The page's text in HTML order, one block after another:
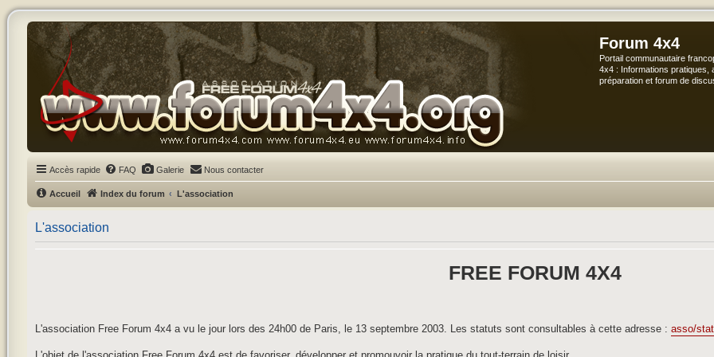
Forum 4x4
Portail communautaire
4x4 : Informations pratiques,
préparation et forum de
Accès rapide FAQ Galerie Nous contacter
Accueil Index du forum L'association
L'association
FREE FORUM 4X4
L'association Free Forum 4x4 a vu le jour lors des 24h00 de Paris, le 13 septembre 2003. Les statuts sont consultables à cette adresse : asso/